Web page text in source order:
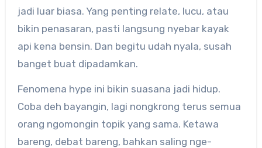
jadi luar biasa. Yang penting relate, lucu, atau
bikin penasaran, pasti langsung nyebar kayak
api kena bensin. Dan begitu udah nyala, susah
banget buat dipadamkan.
Fenomena hype ini bikin suasana jadi hidup.
Coba deh bayangin, lagi nongkrong terus semua
orang ngomongin topik yang sama. Ketawa
bareng, debat bareng, bahkan saling nge-